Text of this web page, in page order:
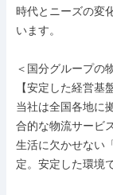
時代とニーズの変
います。
＜国分グループの
【安定した経営基
当社は全国各地に
合的な物流サービ
生活に欠かせない
定。安定した環境